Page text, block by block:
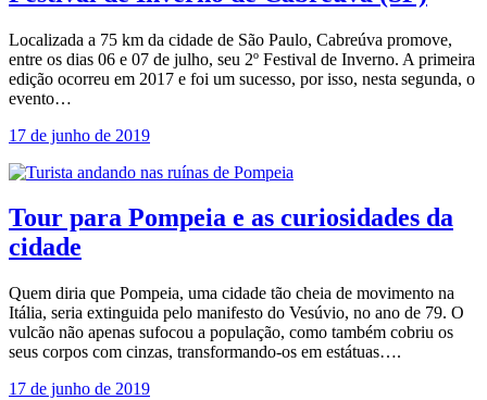
Localizada a 75 km da cidade de São Paulo, Cabreúva promove,
entre os dias 06 e 07 de julho, seu 2º Festival de Inverno. A primeira
edição ocorreu em 2017 e foi um sucesso, por isso, nesta segunda, o
evento…
17 de junho de 2019
Tour para Pompeia e as curiosidades da
cidade
Quem diria que Pompeia, uma cidade tão cheia de movimento na
Itália, seria extinguida pelo manifesto do Vesúvio, no ano de 79. O
vulcão não apenas sufocou a população, como também cobriu os
seus corpos com cinzas, transformando-os em estátuas….
17 de junho de 2019